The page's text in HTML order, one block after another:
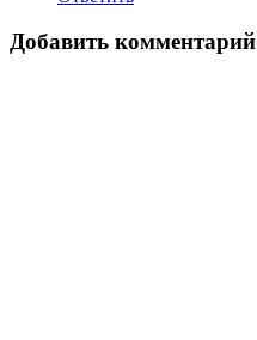
Добавить комментарий